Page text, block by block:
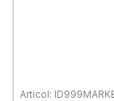
Articol: